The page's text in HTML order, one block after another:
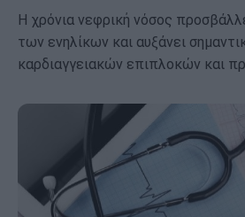
Η χρόνια νεφρική νόσος
των ενηλίκων και αυξάνει
καρδιαγγειακών επιπλοκών και